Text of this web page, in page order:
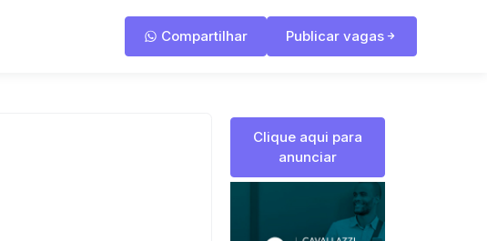
Compartilhar Publicar vagas
Clique aqui para
anunciar